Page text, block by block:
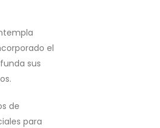
el
sus
de
para